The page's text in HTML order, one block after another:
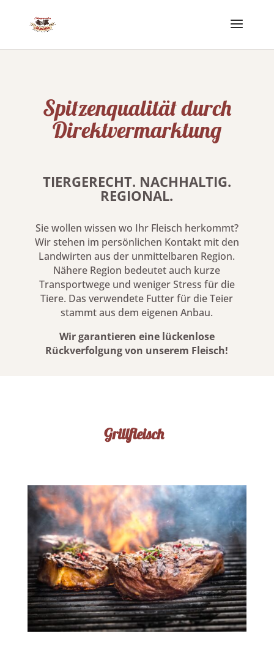
Spitzenqualität durch
Direktvermarktung
TIERGERECHT. NACHHALTIG.
REGIONAL.
Sie wollen wissen wo Ihr Fleisch herkommt?
Wir stehen im persönlichen Kontakt mit den
Landwirten aus der unmittelbaren Region.
Nähere Region bedeutet auch kurze
Transportwege und weniger Stress für die
Tiere. Das verwendete Futter für die Teier
stammt aus dem eigenen Anbau.
Wir garantieren eine lückenlose
Rückverfolgung von unserem Fleisch!
Grillfleisch